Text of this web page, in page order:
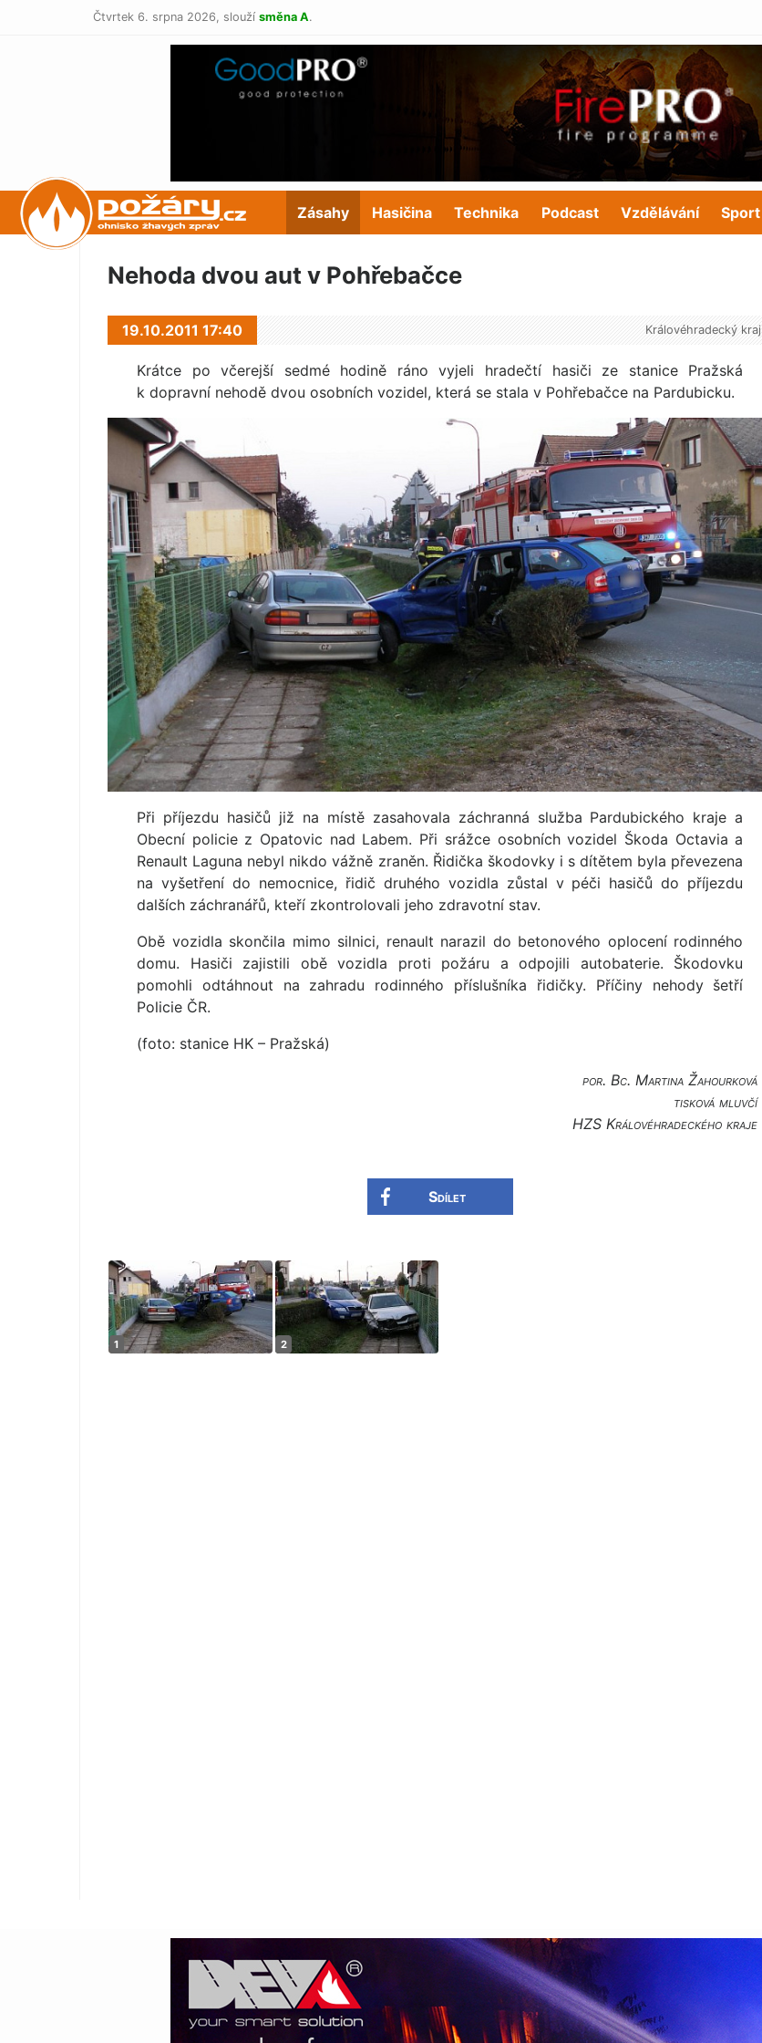
Čtvrtek 6. srpna 2026, slouží směna A.
POŽÁRY.cz Zásahy Hasičina Technika Podcast Vzdělávání Sport
Nehoda dvou aut v Pohřebačce
19.10.2011 17:40 Královéhradecký kraj
Krátce po včerejší sedmé hodině ráno vyjeli hradečtí hasiči ze stanice Pražská
k dopravní nehodě dvou osobních vozidel, která se stala v Pohřebačce na Pardubicku.
Při příjezdu hasičů již na místě zasahovala záchranná služba Pardubického kraje a
Obecní policie z Opatovic nad Labem. Při srážce osobních vozidel Škoda Octavia a
Renault Laguna nebyl nikdo vážně zraněn. Řidička škodovky i s dítětem byla převezena
na vyšetření do nemocnice, řidič druhého vozidla zůstal v péči hasičů do příjezdu
dalších záchranářů, kteří zkontrolovali jeho zdravotní stav.
Obě vozidla skončila mimo silnici, renault narazil do betonového oplocení rodinného
domu. Hasiči zajistili obě vozidla proti požáru a odpojili autobaterie. Škodovku
pomohli odtáhnout na zahradu rodinného příslušníka řidičky. Příčiny nehody šetří
Policie ČR.
(foto: stanice HK – Pražská)
por. Bc. Martina Žahourková
tisková mluvčí
HZS Královéhradec­kého kraje
Sdílet